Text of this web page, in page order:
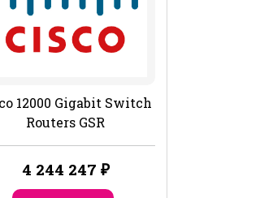
12000 Gigabit Switch
Routers GSR
4 244 247 ₽